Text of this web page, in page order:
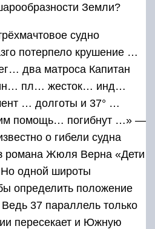
Земли?
судно
потерпело крушение …
два матроса Капитан
пл… жесток… инд…
… долготы и 37° …
помощь… погибнут …» —
о гибели судна
романа Жюля Верна «Дети
Но одной широты
определить положение
37 параллель только
пересекает и Южную